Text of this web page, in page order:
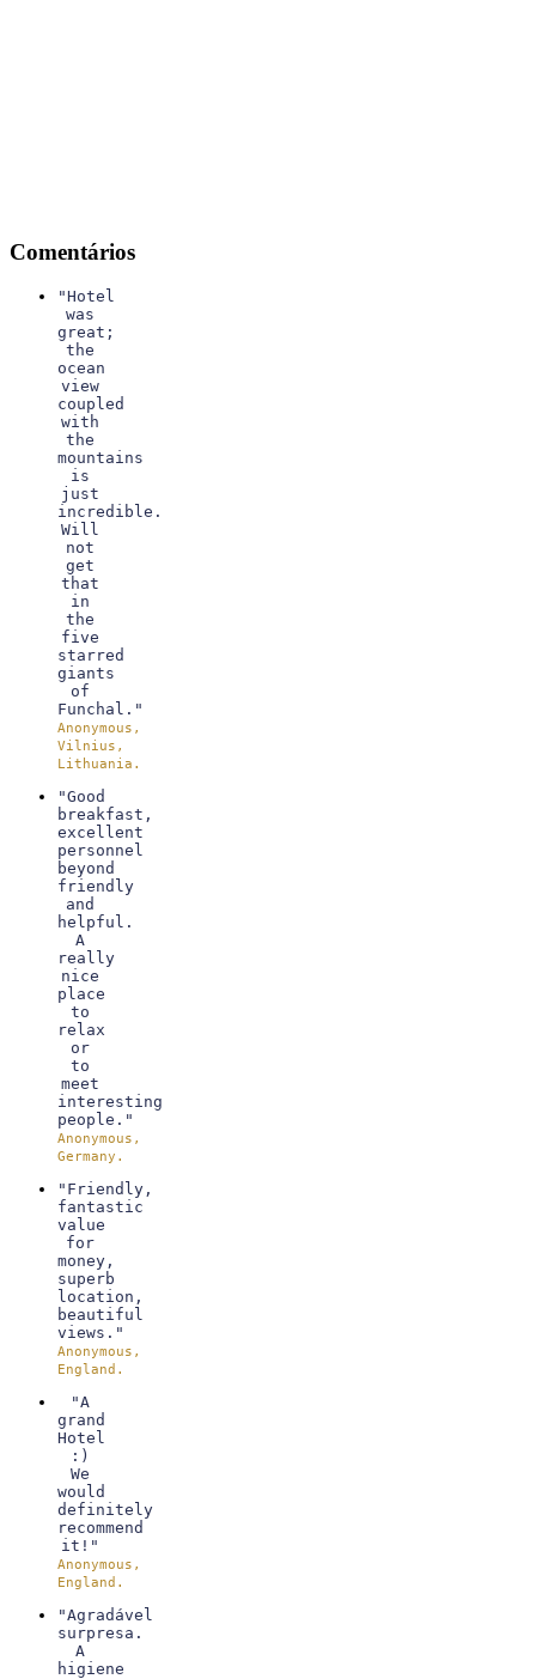
Comentários
"Hotel
was
great;
the
ocean
view
coupled
with
the
mountains
is
just
incredible.
Will
not
get
that
in
the
five
starred
giants
of
Funchal."
Anonymous,
Vilnius,
Lithuania.
"Good
breakfast,
excellent
personnel
beyond
friendly
and
helpful.
A
really
nice
place
to
relax
or
to
meet
interesting
people."
Anonymous,
Germany.
"Friendly,
fantastic
value
for
money,
superb
location,
beautiful
views."
Anonymous,
England.
"A
grand
Hotel
:)
We
would
definitely
recommend
it!"
Anonymous,
England.
"Agradável
surpresa.
A
higiene